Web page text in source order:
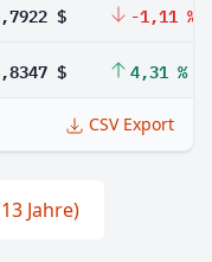
$ -1,11 %
$ 4,31 %
CSV Export
Jahre)